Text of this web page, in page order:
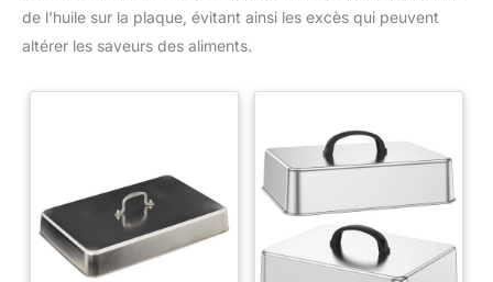
de l’huile sur la plaque, évitant ainsi les excès qui peuvent
altérer les saveurs des aliments.